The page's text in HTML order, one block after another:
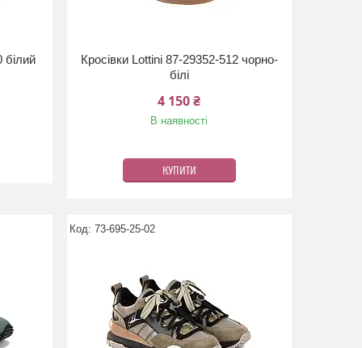
білий
Кросівки Lottini 87-29352-512 чорно-
білі
4 150 ₴
В наявності
КУПИТИ
73-695-25-02